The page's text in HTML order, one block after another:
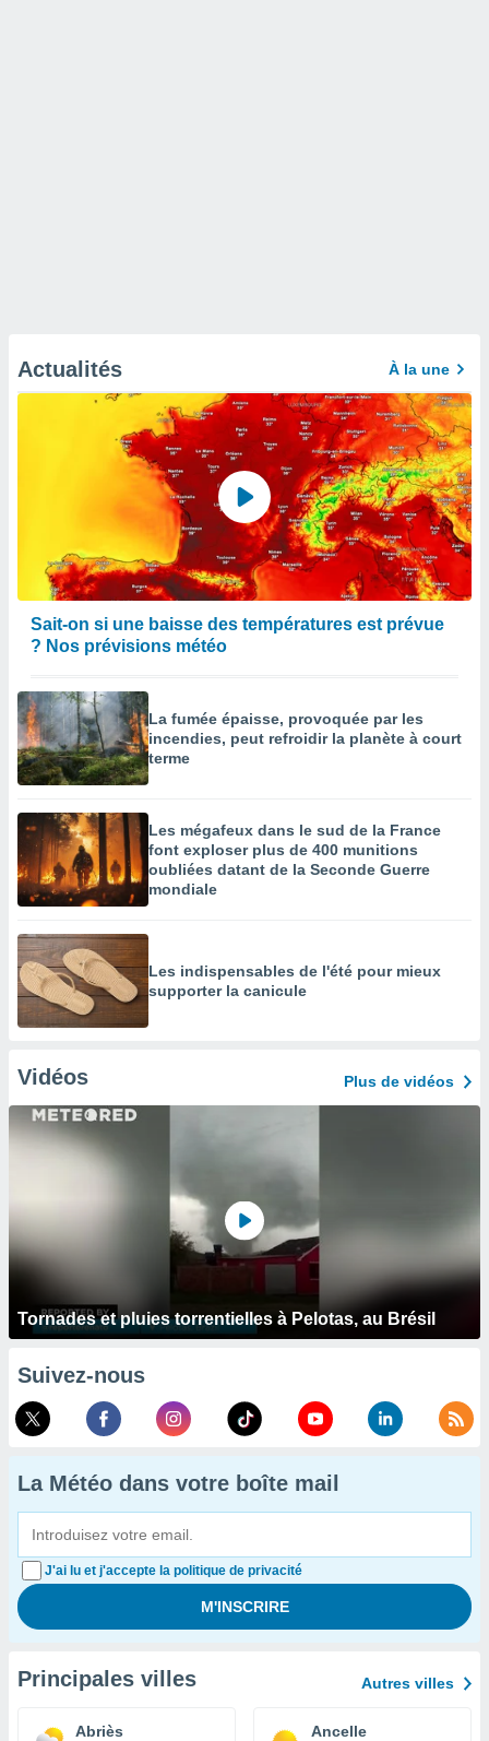
Actualités À la une
Sait-on si une baisse des températures est prévue
? Nos prévisions météo
La fumée épaisse, provoquée par les
incendies, peut refroidir la planète à court
terme
Les mégafeux dans le sud de la France
font exploser plus de 400 munitions
oubliées datant de la Seconde Guerre
mondiale
Les indispensables de l'été pour mieux
supporter la canicule
Vidéos Plus de vidéos
Tornades et pluies torrentielles à Pelotas, au Brésil
Suivez-nous
La Météo dans votre boîte mail
J'ai lu et j'accepte la politique de privacité
Principales villes Autres villes
Abriès Ancelle